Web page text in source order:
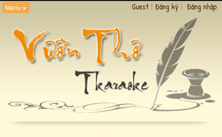
Menu Guest | Đăng ký | Đăng nhập